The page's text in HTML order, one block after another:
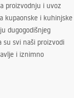
proizvodnju i uvoz
kupaonske i kuhinjske
dugogodišnjeg
su svi naši proizvodi
i iznimno